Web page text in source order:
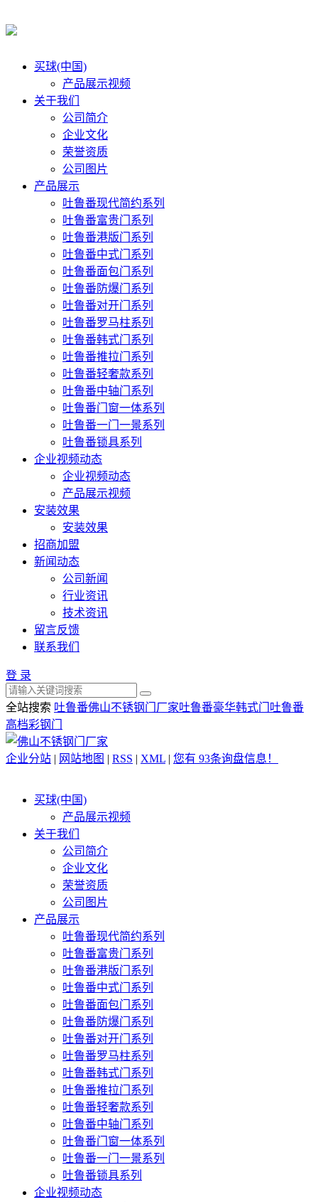
买球(中国)
产品展示视频
关于我们
公司简介
企业文化
荣誉资质
公司图片
产品展示
吐鲁番现代简约系列
吐鲁番富贵门系列
吐鲁番港版门系列
吐鲁番中式门系列
吐鲁番面包门系列
吐鲁番防爆门系列
吐鲁番对开门系列
吐鲁番罗马柱系列
吐鲁番韩式门系列
吐鲁番推拉门系列
吐鲁番轻奢款系列
吐鲁番中轴门系列
吐鲁番门窗一体系列
吐鲁番一门一景系列
吐鲁番锁具系列
企业视频动态
企业视频动态
产品展示视频
安装效果
安装效果
招商加盟
新闻动态
公司新闻
行业资讯
技术资讯
留言反馈
联系我们
登 录
全站搜索 吐鲁番佛山不锈钢门厂家吐鲁番豪华韩式门
吐鲁番
高档彩钢门
企业分站 | 网站地图 | RSS | XML | 您有 93条询盘信息！
买球(中国)
产品展示视频
关于我们
公司简介
企业文化
荣誉资质
公司图片
产品展示
吐鲁番现代简约系列
吐鲁番富贵门系列
吐鲁番港版门系列
吐鲁番中式门系列
吐鲁番面包门系列
吐鲁番防爆门系列
吐鲁番对开门系列
吐鲁番罗马柱系列
吐鲁番韩式门系列
吐鲁番推拉门系列
吐鲁番轻奢款系列
吐鲁番中轴门系列
吐鲁番门窗一体系列
吐鲁番一门一景系列
吐鲁番锁具系列
企业视频动态